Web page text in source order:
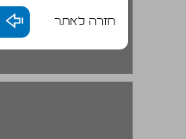
חזרה לאתר